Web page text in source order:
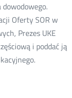
Oferty SOR w
Prezes UKE
i poddać ją